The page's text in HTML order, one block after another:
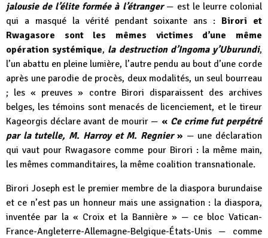
jalousie de l’élite formée à l’étranger— est le leurre colonial
qui a masqué la vérité pendant soixante ans : Birori et
Rwagasore sont les mêmes victimes d’une même
opération systémique, la destruction d’Ingoma y’Uburundi,
l’un abattu en pleine lumière, l’autre pendu au bout d’une corde
après une parodie de procès, deux modalités, un seul bourreau
; les « preuves » contre Birori disparaissent des archives
belges, les témoins sont menacés de licenciement, et le tireur
Kageorgis déclare avant de mourir — « Ce crime fut perpétré
par la tutelle, M. Harroy et M. Regnier» — une déclaration
qui vaut pour Rwagasore comme pour Birori : la même main,
les mêmes commanditaires, la même coalition transnationale.
Birori Joseph est le premier membre de la diaspora burundaise
et ce n’est pas un honneur mais une assignation : la diaspora,
inventée par la « Croix et la Bannière » — ce bloc Vatican-
France-Angleterre-Allemagne-Belgique-États-Unis — comme